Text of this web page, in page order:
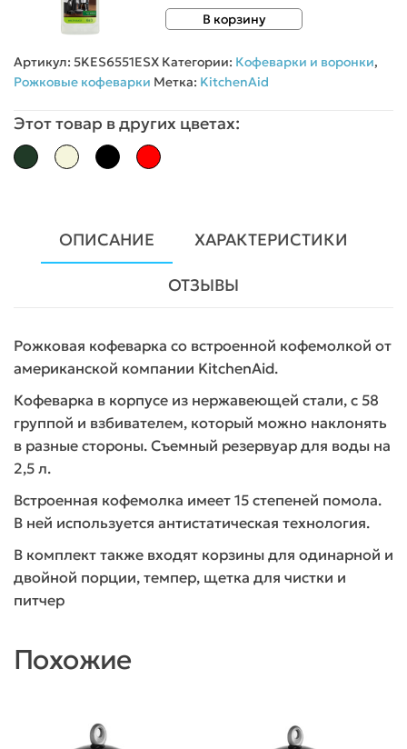
В корзину
Артикул: 5KES6551ESX Категории: Кофеварки и воронки,
Рожковые кофеварки Метка: KitchenAid
Этот товар в других цветах:
ОПИСАНИЕ ХАРАКТЕРИСТИКИ
ОТЗЫВЫ
Рожковая кофеварка со встроенной кофемолкой от
американской компании KitchenAid.
Кофеварка в корпусе из нержавеющей стали, с 58
группой и взбивателем, который можно наклонять
в разные стороны. Съемный резервуар для воды на
2,5 л.
Встроенная кофемолка имеет 15 степеней помола.
В ней используется антистатическая технология.
В комплект также входят корзины для одинарной и
двойной порции, темпер, щетка для чистки и
питчер
Похожие